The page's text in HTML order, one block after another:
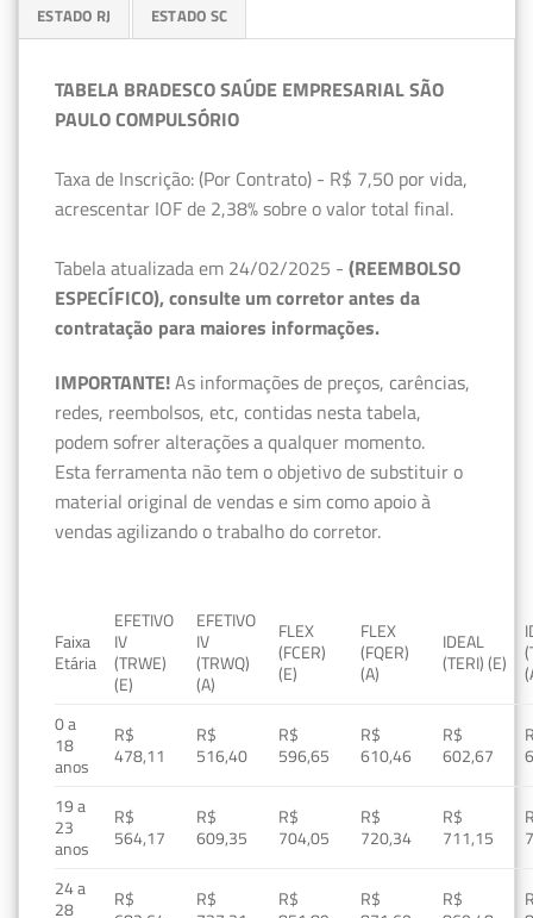
ESTADO RJ ESTADO SC
TABELA BRADESCO SAÚDE EMPRESARIAL SÃO
PAULO COMPULSÓRIO
Taxa de Inscrição: (Por Contrato) - R$ 7,50 por vida,
acrescentar IOF de 2,38% sobre o valor total final.
Tabela atualizada em 24/02/2025 - (REEMBOLSO
ESPECÍFICO), consulte um corretor antes da
contratação para maiores informações.
IMPORTANTE!As informações de preços, carências,
redes, reembolsos, etc, contidas nesta tabela,
podem sofrer alterações a qualquer momento.
Esta ferramenta não tem o objetivo de substituir o
material original de vendas e sim como apoio à
vendas agilizando o trabalho do corretor.
Faixa
Etária
EFETIVO
IV
(TRWE)
(E)
EFETIVO
IV
(TRWQ)
(A)
FLEX
(FCER)
(E)
FLEX
(FQER)
(A)
IDEAL
(TERI) (E)
0 a
18
anos
R$
478,11
R$
516,40
R$
596,65
R$
610,46
R$
602,67
19 a
23
anos
R$
564,17
R$
609,35
R$
704,05
R$
720,34
R$
711,15
24 a
28
R$
R$
R$
R$
R$